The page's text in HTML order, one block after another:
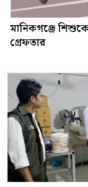
মানিকগঞ্জে
গ্রেফতার